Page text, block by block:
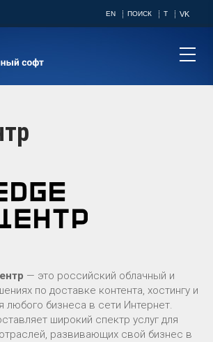
EN ПОИСК T VK
— это российский облачный и
по доставке контента, хостингу и
любого бизнеса в сети Интернет.
широкий спектр услуг для
развивающих свой бизнес в